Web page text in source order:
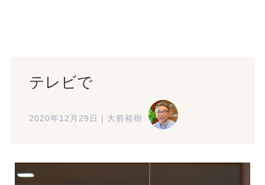
テレビで
2020年12月29日 大前裕樹